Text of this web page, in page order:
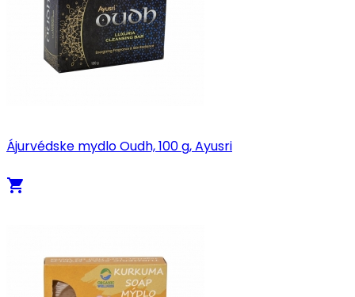
Ájurvédske mydlo Oudh, 100 g, Ayusri
local_grocery_store